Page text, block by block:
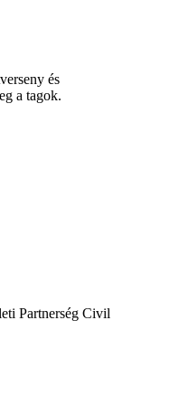
és
a tagok.
Partnerség Civil